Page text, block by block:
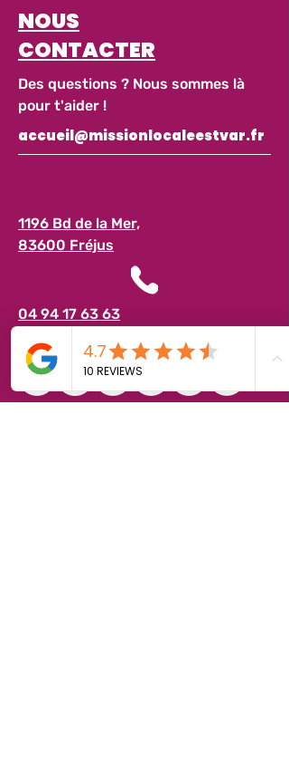
NOUS
CONTACTER
Des questions ? Nous sommes là
pour t'aider !
accueil@missionlocaleestvar.fr
1196 Bd de la Mer,
83600 Fréjus
04 94 17 63 63